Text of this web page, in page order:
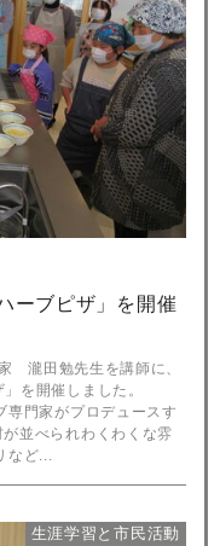
ーブピザ」を開催
瀧田勉先生を講師に、
を開催しました。
デュースす
並べられわくわくな雰
など...
生涯学習と市民活動